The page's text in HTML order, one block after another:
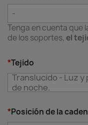
-
Tenga en cuenta que
de los soportes, el
*Tejido
Translucido - Luz y
de noche.
*Posición de la